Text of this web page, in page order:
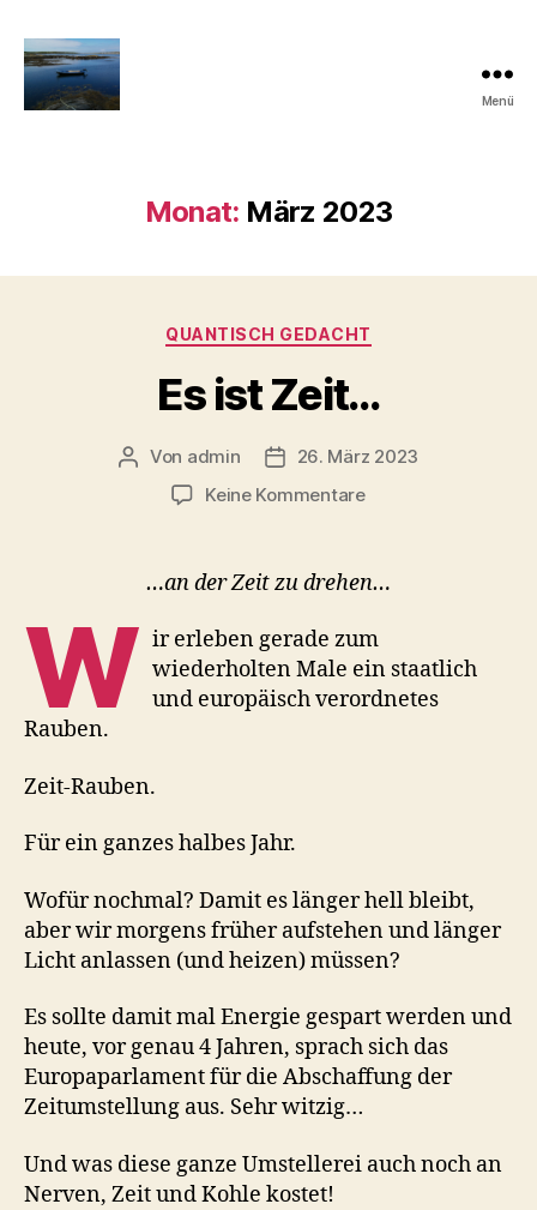
Menü
Monat: März 2023
Kategorien
QUANTISCH GEDACHT
Es ist Zeit…
Beitragsautor
Von admin Veröffentlichungsdatum
26. März 2023
Keine Kommentarezu
…an der Zeit zu drehen…
W ir erleben gerade zum
wiederholten Male ein staatlich
und europäisch verordnetes
Rauben.
Zeit-Rauben.
Für ein ganzes halbes Jahr.
Wofür nochmal? Damit es länger hell bleibt,
aber wir morgens früher aufstehen und länger
Licht anlassen (und heizen) müssen?
Es sollte damit mal Energie gespart werden und
heute, vor genau 4 Jahren, sprach sich das
Europaparlament für die Abschaffung der
Zeitumstellung aus. Sehr witzig…
Und was diese ganze Umstellerei auch noch an
Nerven, Zeit und Kohle kostet!